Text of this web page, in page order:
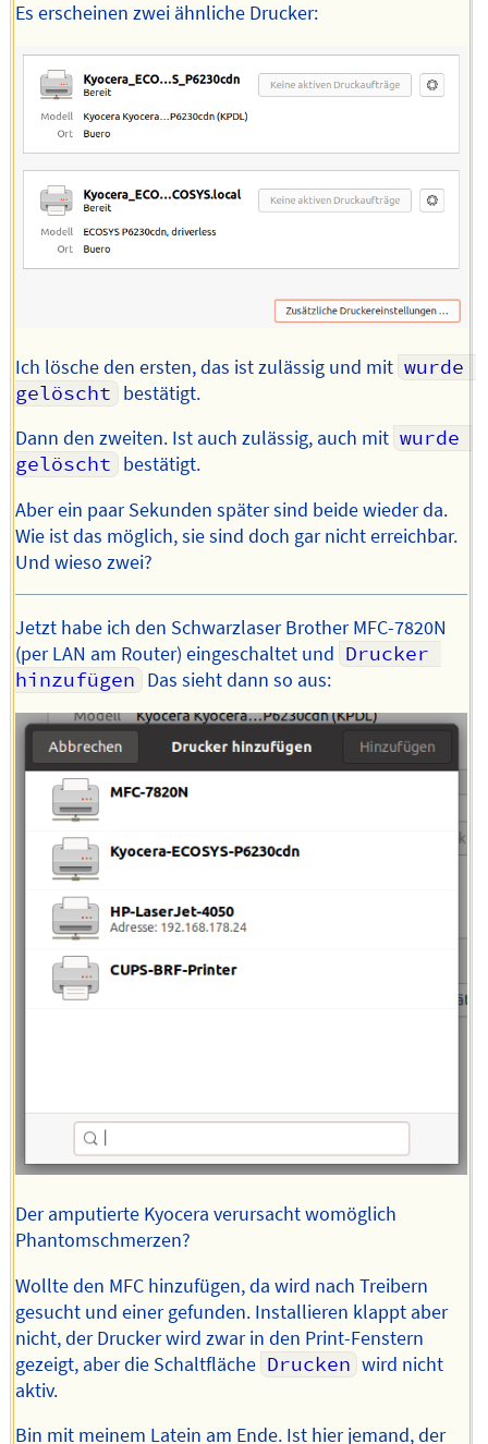
Es erscheinen zwei ähnliche Drucker:
Ich lösche den ersten, das ist zulässig und mit wurde
gelöscht bestätigt.
Dann den zweiten. Ist auch zulässig, auch mit wurde
gelöscht bestätigt.
Aber ein paar Sekunden später sind beide wieder da.
Wie ist das möglich, sie sind doch gar nicht erreichbar.
Und wieso zwei?
Jetzt habe ich den Schwarzlaser Brother MFC-7820N
(per LAN am Router) eingeschaltet und Drucker
hinzufügen Das sieht dann so aus:
Der amputierte Kyocera verursacht womöglich
Phantomschmerzen?
Wollte den MFC hinzufügen, da wird nach Treibern
gesucht und einer gefunden. Installieren klappt aber
nicht, der Drucker wird zwar in den Print-Fenstern
gezeigt, aber die Schaltfläche Drucken wird nicht
aktiv.
Bin mit meinem Latein am Ende. Ist hier jemand, der